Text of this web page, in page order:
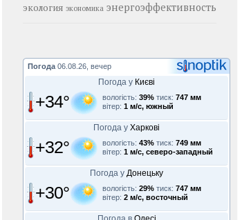
экология экономика энергоэффективность
Погода 06.08.26, вечер
Погода у Києві
+34° вологість: 39% тиск: 747 мм
вітер: 1 м/с, южный
Погода у Харкові
+32° вологість: 43% тиск: 749 мм
вітер: 1 м/с, северо-западный
Погода у Донецьку
+30° вологість: 29% тиск: 747 мм
вітер: 2 м/с, восточный